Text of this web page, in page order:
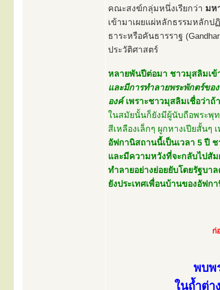
คณะสงฆ์กลุ่มหนึ่งเรียกว่า มห
เข้ามาเผยแผ่หลักธรรมหลักป
ธาระหรือคันธารราฐ
ประวัติศาสตร์
หลายพันปีต่อมา ชาวมุสลิมเข้
และมีการทำลายพระพักตร์ขอ
องค์เพราะชาวมุสลิมเชื่อว่า
ในสมัยนั้นก็ยังมีผู้นับถือพระพุ
สีเหลืองเล็กๆ ผูกหางเปียสั้นๆ
อัฟกานิสถานนี้เป็นเวลา 5 ปี
และมีความหวังที่จะกลับไปสั
ทำลายอย่างย่อยยับโดยรัฐบ
ยังประเทศเพื่อนบ้านของอัฟก
ก่
พบพ
ในถํ้าต่า